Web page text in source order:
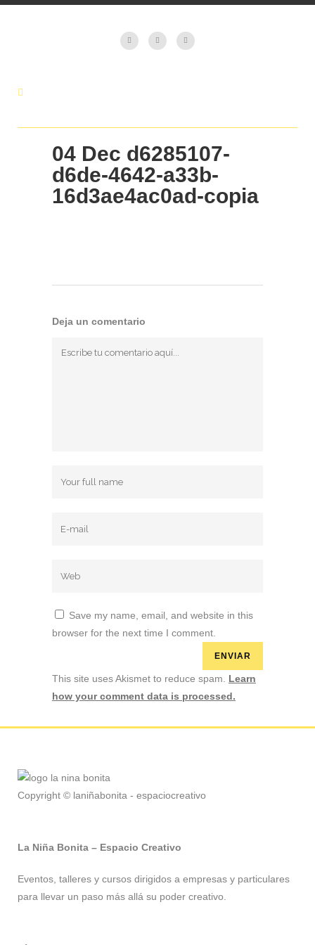
04 Dec d6285107-
d6de-4642-a33b-
16d3ae4ac0ad-copia
Deja un comentario
Save my name, email, and website in this
browser for the next time I comment.
This site uses Akismet to reduce spam. Learn
how your comment data is processed.
Copyright © laniñabonita - espaciocreativo
La Niña Bonita – Espacio Creativo
Eventos, talleres y cursos dirigidos a empresas y particulares
para llevar un paso más allá su poder creativo.